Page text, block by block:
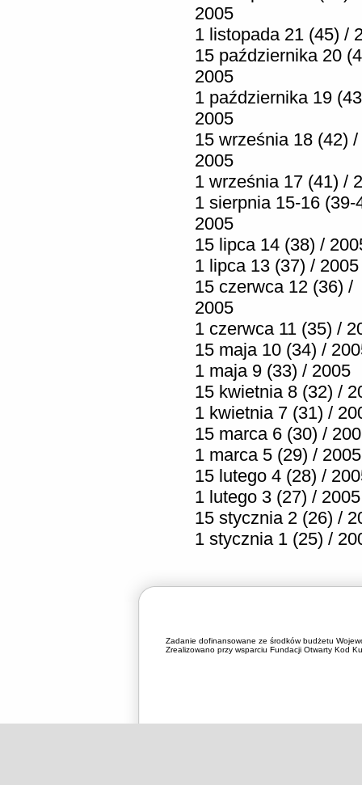
2005
1 listopada 21 (45) /
15 października 20
2005
1 października 19
2005
15 września 18 (42) /
2005
1 września 17 (41) /
1 sierpnia 15-16 (39-
2005
15 lipca 14 (38) /
1 lipca 13 (37) / 2005
15 czerwca 12 (36) /
2005
1 czerwca 11 (35) /
15 maja 10 (34) /
1 maja 9 (33) / 2005
15 kwietnia 8 (32) /
1 kwietnia 7 (31) /
15 marca 6 (30) /
1 marca 5 (29) / 2005
15 lutego 4 (28) /
1 lutego 3 (27) / 2005
15 stycznia 2 (26) /
1 stycznia 1 (25) /
Zadanie dofinansowane ze środków budżetu
Zrealizowano przy wsparciu Fundacji Otwarty Kod